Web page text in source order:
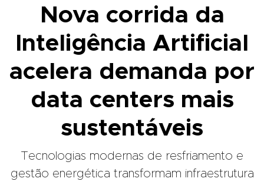
Nova corrida da
Inteligência Artificial
acelera demanda por
data centers mais
sustentáveis
Tecnologias modernas de resfriamento e
gestão energética transformam infraestrutura